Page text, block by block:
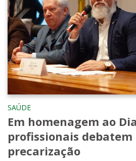
SAÚDE
Em homenagem ao
profissionais debatem
precarização